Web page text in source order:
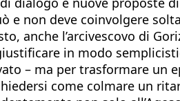
e non deve coinvolgere
anche l’arcivescovo di
in modo
– ma per trasformare un
come colmare un